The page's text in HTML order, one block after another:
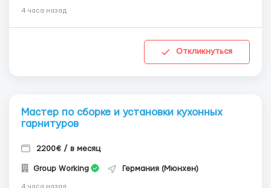
4 часа назад
Откликнуться
Мастер по сборке и установки кухонных
гарнитуров
2200€ / в месяц
Group Working Германия (Мюнхен)
4 часа назад